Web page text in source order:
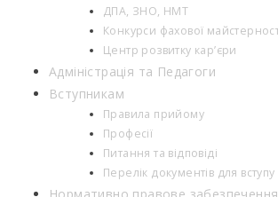
ДПА, ЗНО, НМТ
Конкурси фахової
Центр розвитку кар’єри
Адміністрація та Педагоги
Вступникам
Правила прийому
Професії
Питання та відповіді
Перелік документів для вступу
Нормативно правове забезпечення